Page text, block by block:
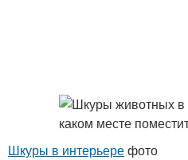
Шкуры в интерьерефото